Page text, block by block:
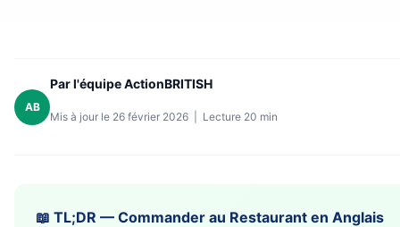
AB
Par l'équipe ActionBRITISH
Mis à jour le 26 février 2026 | Lecture 20 min
📖 TL;DR — Commander au Restaurant en Anglais